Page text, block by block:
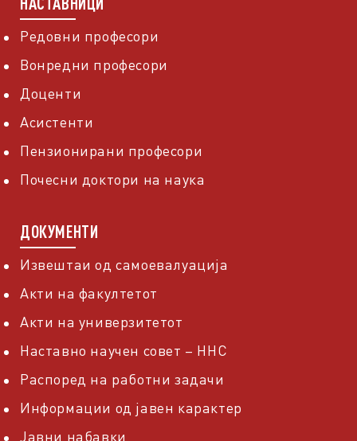
Редовни професори
Вонредни професори
Доценти
Асистенти
Пензионирани професори
Почесни доктори на наука
ДОКУМЕНТИ
Извештаи од самоевалуација
Акти на факултетот
Акти на универзитетот
Наставно научен совет – ННС
Распоред на работни задачи
Информации од јавен карактер
Јавни набавки